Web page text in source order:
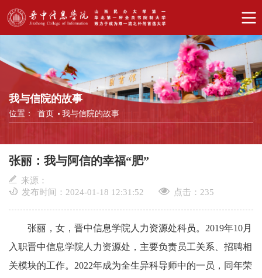
我与信院的故事
位置： 首页 我与信院的故事
张丽：我与阿信的幸福“肥”
来源：
发布时间：2024-01-18 12:31:52
点击： 235
张丽，女，晋中信息学院人力资源处科员。2019年10月
入职晋中信息学院人力资源处，主要负责员工关系、招聘相
关模块的工作。2022年成为全生异科导师中的一员，同年荣